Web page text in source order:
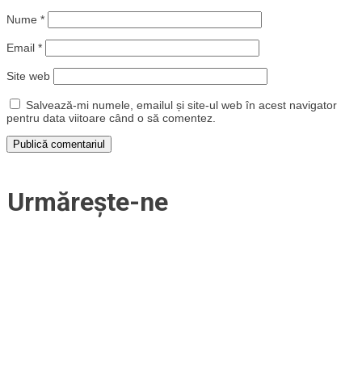
Nume *
Email *
Site web
Salvează-mi numele, emailul și site-ul web în acest navigator
pentru data viitoare când o să comentez.
Urmărește-ne